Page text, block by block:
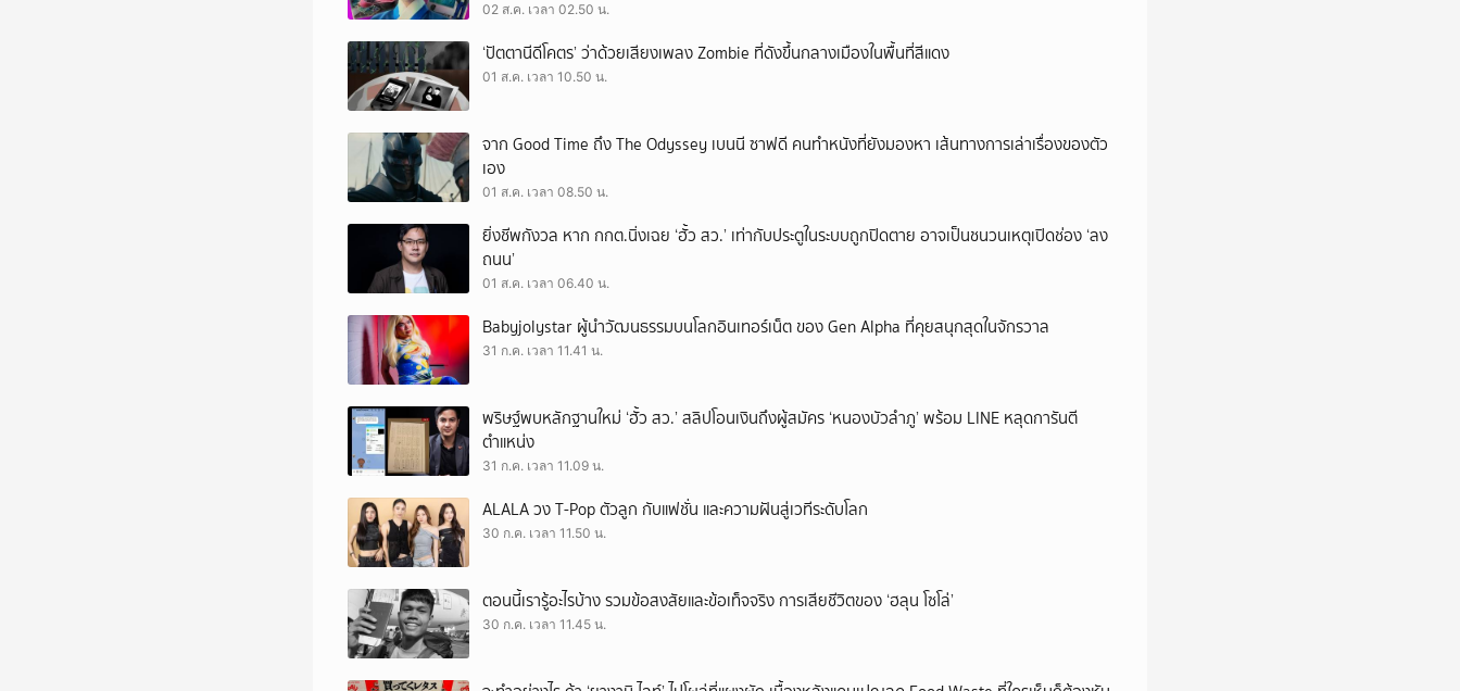
02 ส.ค. เวลา 02.50 น.
‘ปัตตานีดีโคตร’ ว่าด้วยเสียงเพลง Zombie ที่ดังขึ้นกลางเมืองในพื้นที่สีแดง
01 ส.ค. เวลา 10.50 น.
จาก Good Time ถึง The Odyssey เบนนี ซาฟดี คนทำหนังที่ยังมองหา เส้นทางการเล่าเรื่องของตัว
เอง
01 ส.ค. เวลา 08.50 น.
ยิ่งชีพกังวล หาก กกต.นิ่งเฉย ‘ฮั้ว สว.’ เท่ากับประตูในระบบถูกปิดตาย อาจเป็นชนวนเหตุเปิดช่อง ‘ลง
ถนน’
01 ส.ค. เวลา 06.40 น.
Babyjolystar ผู้นำวัฒนธรรมบนโลกอินเทอร์เน็ต ของ Gen Alpha ที่คุยสนุกสุดในจักรวาล
31 ก.ค. เวลา 11.41 น.
พริษฐ์พบหลักฐานใหม่ ‘ฮั้ว สว.’ สลิปโอนเงินถึงผู้สมัคร ‘หนองบัวลำภู’ พร้อม LINE หลุดการันตี
ตำแหน่ง
31 ก.ค. เวลา 11.09 น.
ALALA วง T-Pop ตัวลูก กับแฟชั่น และความฝันสู่เวทีระดับโลก
30 ก.ค. เวลา 11.50 น.
ตอนนี้เรารู้อะไรบ้าง รวมข้อสงสัยและข้อเท็จจริง การเสียชีวิตของ ‘ฮลุน โซโล่’
30 ก.ค. เวลา 11.45 น.